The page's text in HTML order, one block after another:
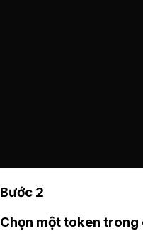
Bước 2
Chọn một token trong